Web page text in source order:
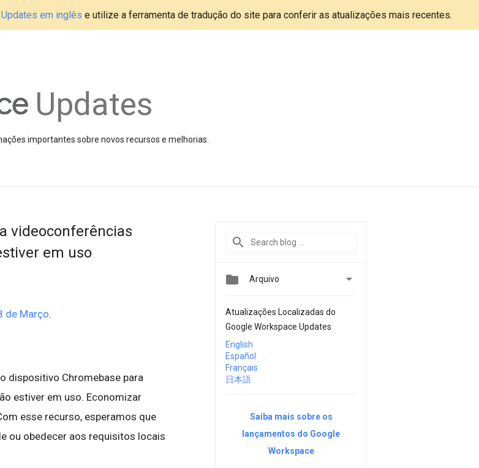
em inglês e utilize a ferramenta de tradução do site para conferir as atualizações mais recentes.
Updates
importantes sobre novos recursos e melhorias.
videoconferências
em uso
de Março.
dispositivo Chromebase para
estiver em uso. Economizar
esse recurso, esperamos que
ou obedecer aos requisitos locais
 Arquivo 
Atualizações Localizadas do
Google Workspace Updates
English
Español
Français
日本語
Saiba mais sobre os
lançamentos do Google
Workspace